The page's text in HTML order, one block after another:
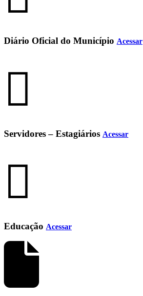
Diário Oficial do Município Acessar
Servidores – Estagiários Acessar
Educação Acessar